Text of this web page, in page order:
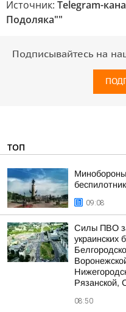
Источник: Telegram-
Подоляка""
Подписывайтесь на
ТОП
09:08
Силы ПВО
украинских
Рязанской,
08:50